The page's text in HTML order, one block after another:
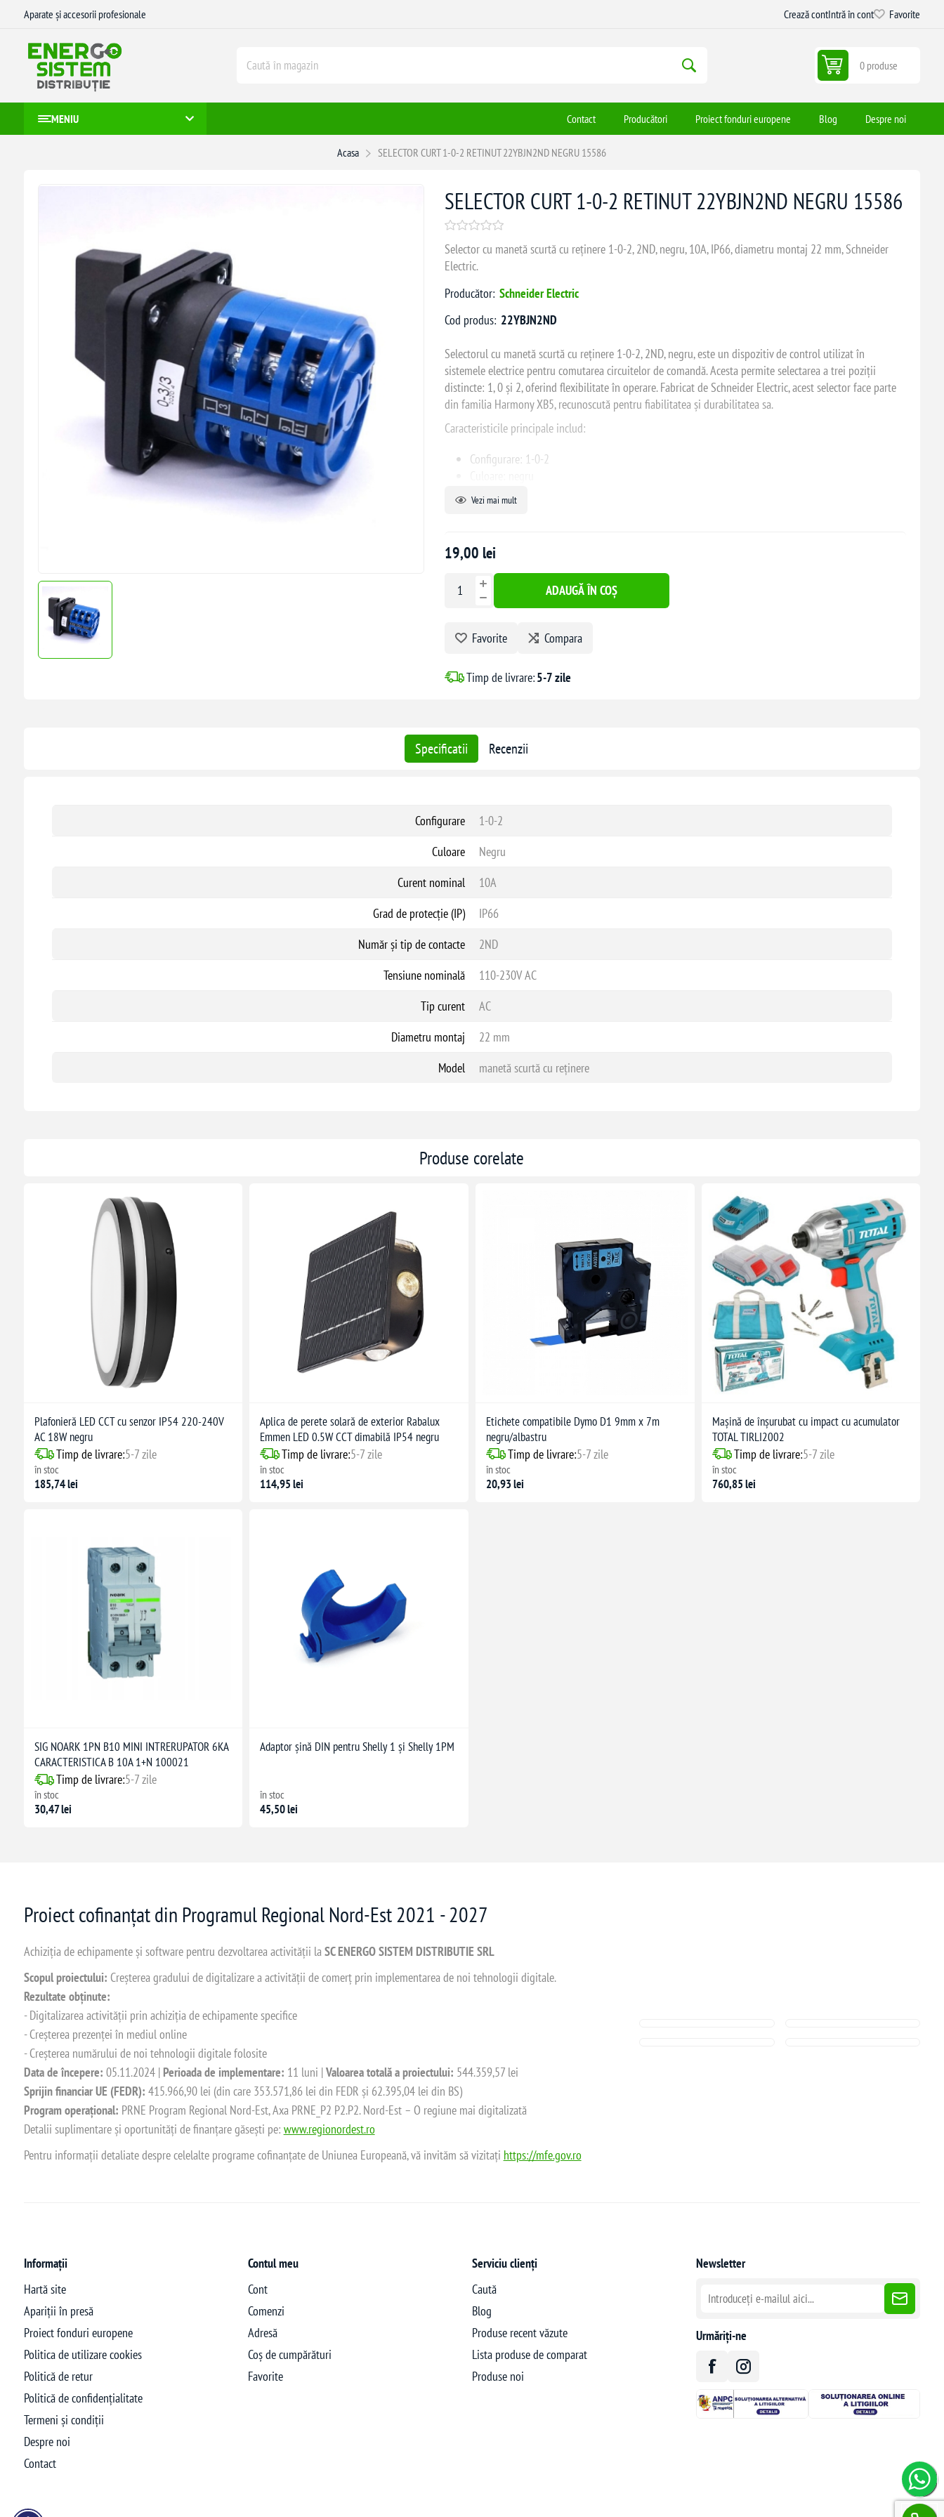
Aparate și accesorii profesionale Crează contIntră în cont Favorite
0 produse
MENIU Contact Producători Proiect fonduri europene Blog Despre noi
Acasa SELECTOR CURT 1-0-2 RETINUT 22YBJN2ND NEGRU 15586
SELECTOR CURT 1-0-2 RETINUT 22YBJN2ND NEGRU 15586
Selector cu manetă scurtă cu reținere 1-0-2, 2ND, negru, 10A, IP66, diametru montaj 22 mm, Schneider
Electric.
Producător: Schneider Electric
Cod produs: 22YBJN2ND
Selectorul cu manetă scurtă cu reținere 1-0-2, 2ND, negru, este un dispozitiv de control utilizat în
sistemele electrice pentru comutarea circuitelor de comandă. Acesta permite selectarea a trei poziții
distincte: 1, 0 și 2, oferind flexibilitate în operare. Fabricat de Schneider Electric, acest selector face parte
din familia Harmony XB5, recunoscută pentru fiabilitatea și durabilitatea sa.
Caracteristicile principale includ:
Configurare: 1-0-2
Curent nominal: 10A
Tensiune nominală: 230VAC
Tip curent: AC
Diametru montaj: 22 mm
Model: manetă scurtă cu reținere
echipamentelor electrice.
Vezi mai mult
19,00 lei
ADAUGĂ ÎN COȘ
Favorite Compara
Timp de livrare:5-7 zile
Specificatii Recenzii
Configurare
1-0-2
Culoare
Negru
Curent nominal
10A
Grad de protecție (IP)
IP66
Număr și tip de contacte
2ND
Tensiune nominală
110-230V AC
Tip curent
AC
Diametru montaj
22 mm
Model
manetă scurtă cu reținere
Produse corelate
Plafonieră LED CCT cu senzor IP54 220-240V
AC 18W negru
Timp de livrare:5-7 zile
în stoc
185,74 lei
Aplica de perete solară de exterior Rabalux
Emmen LED 0.5W CCT dimabilă IP54 negru
Timp de livrare:5-7 zile
în stoc
114,95 lei
Etichete compatibile Dymo D1 9mm x 7m
negru/albastru
Timp de livrare:5-7 zile
în stoc
20,93 lei
Mașină de înșurubat cu impact cu acumulator
TOTAL TIRLI2002
Timp de livrare:5-7 zile
în stoc
760,85 lei
SIG NOARK 1PN B10 MINI INTRERUPATOR 6KA
CARACTERISTICA B 10A 1+N 100021
Timp de livrare:5-7 zile
în stoc
30,47 lei
Adaptor șină DIN pentru Shelly 1 și Shelly 1PM
în stoc
45,50 lei
Proiect cofinanțat din Programul Regional Nord-Est 2021 - 2027
Achiziția de echipamente și software pentru dezvoltarea activității laSC ENERGO SISTEM DISTRIBUTIE SRL
Scopul proiectului: Creșterea gradului de digitalizare a activității de comerț prin implementarea de noi tehnologii digitale.
Rezultate obținute:
- Digitalizarea activității prin achiziția de echipamente specifice
- Creșterea prezenței în mediul online
- Creșterea numărului de noi tehnologii digitale folosite
Data de începere: 05.11.2024 | Perioada de implementare: 11 luni |Valoarea totală a proiectului: 544.359,57 lei
Sprijin financiar UE (FEDR): 415.966,90 lei (din care 353.571,86 lei din FEDR și 62.395,04 lei din BS)
Program operațional: PRNE Program Regional Nord-Est, Axa PRNE_P2 P2.P2. Nord-Est – O regiune mai digitalizată
Detalii suplimentare și oportunități de finanțare găsești pe: www.regionordest.ro
Pentru informații detaliate despre celelalte programe cofinanțate de Uniunea Europeană, vă invităm să vizitați https://mfe.gov.ro
Informații
Hartă site
Apariții în presă
Proiect fonduri europene
Politica de utilizare cookies
Politică de retur
Politică de confidențialitate
Termeni și condiții
Despre noi
Contact
Contul meu
Cont
Comenzi
Adresă
Coș de cumpărături
Favorite
Serviciu clienți
Caută
Blog
Produse recent văzute
Lista produse de comparat
Produse noi
Newsletter
Urmăriți-ne